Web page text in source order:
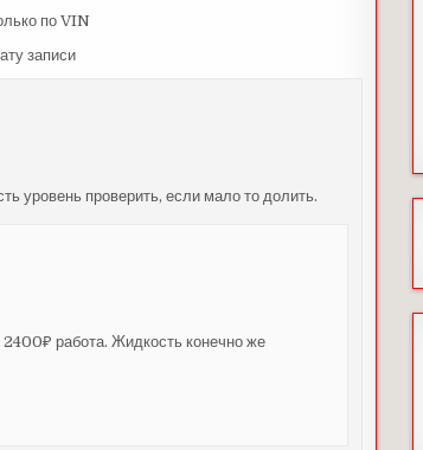
по VIN
записи
уровень проверить, если мало то долить.
работа. Жидкость конечно же